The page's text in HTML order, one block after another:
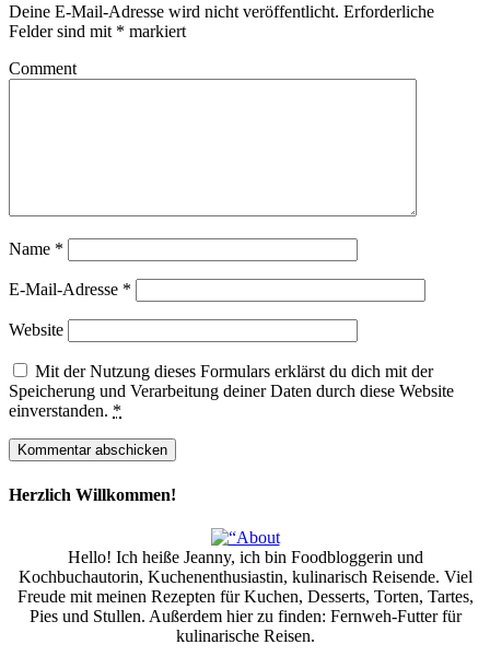
Deine E-Mail-Adresse wird nicht veröffentlicht. Erforderliche
Felder sind mit * markiert
Comment
Name *
E-Mail-Adresse *
Website
Mit der Nutzung dieses Formulars erklärst du dich mit der
Speicherung und Verarbeitung deiner Daten durch diese Website
einverstanden. *
Herzlich Willkommen!
Hello! Ich heiße Jeanny, ich bin Foodbloggerin und
Kochbuchautorin, Kuchenenthusiastin, kulinarisch Reisende. Viel
Freude mit meinen Rezepten für Kuchen, Desserts, Torten, Tartes,
Pies und Stullen. Außerdem hier zu finden: Fernweh-Futter für
kulinarische Reisen.